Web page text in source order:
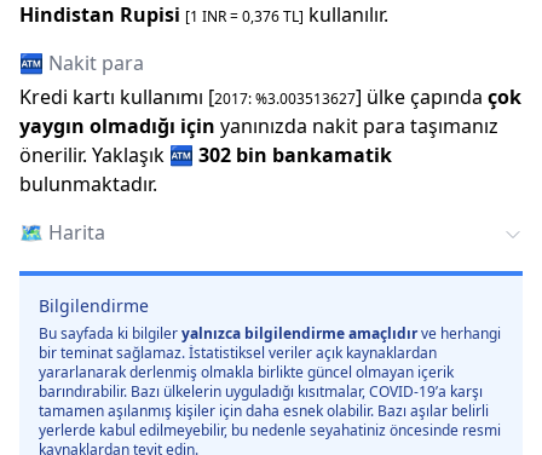
Hindistan Rupisi [1 INR=0,376TL] kullanılır.
🏧 Nakit para
Kredi kartı kullanımı [2017: %3.003513627] ülke çapında çok
yaygın olmadığı için yanınızda nakit para taşımanız
önerilir. Yaklaşık 🏧 302 bin bankamatik
bulunmaktadır.
🗺️ Harita
Bilgilendirme
Bu sayfada ki bilgileryalnızca bilgilendirme amaçlıdırve herhangi
bir teminat sağlamaz. İstatistiksel veriler açık kaynaklardan
yararlanarak derlenmiş olmakla birlikte güncel olmayan içerik
barındırabilir. Bazı ülkelerin uyguladığı kısıtmalar, COVID-19’a karşı
tamamen aşılanmış kişiler için daha esnek olabilir. Bazı aşılar belirli
yerlerde kabul edilmeyebilir, bu nedenle seyahatiniz öncesinde resmi
kaynaklardan teyit edin.